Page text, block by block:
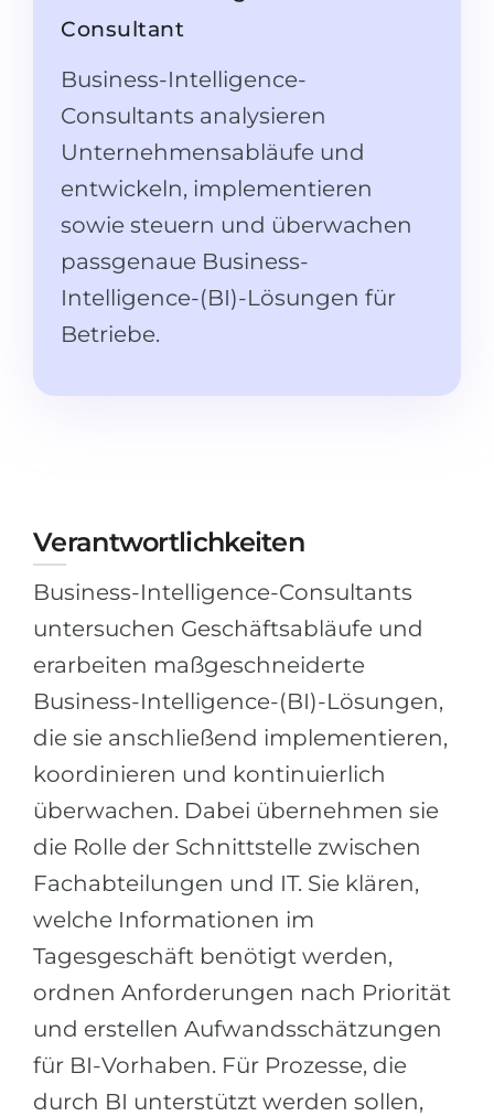
Studienkolleg-Kurse
Freshman / Foundation
Studienvorbereitung
Vorbereitung aufs Studienkolleg
Spezialkurse
Mathematik
BERUFE
Berufe
Studienfächer
Beispiel-Stellenangebote
BERUFSORIENTIERUNG
Holland-Test
Interessenkarte-Test
100%
Unsere Studierenden werden
BERATUNG!
Master
Zweitstudium
11-jähriger Schule
12-jähriger Schule (NIS)
College
IB Diploma
BEWERBEN FÜR FACHRICHTUNG …
Ingenieurwesen
Physik
Management
Anderes Fach
BEWERBEN AUS …
Russland
Ukraine
Kasachstan
Belarus
Anderes Land
BERATUNG BUCHEN
Consultant
Business-Intelligence-
Consultants analysieren
Unternehmensabläufe und
entwickeln, implementieren
sowie steuern und überwachen
passgenaue Business-
Intelligence-(BI)-Lösungen für
Betriebe.
Verantwortlichkeiten
Business-Intelligence-Consultants
untersuchen Geschäftsabläufe und
erarbeiten maßgeschneiderte
Business-Intelligence-(BI)-Lösungen,
die sie anschließend implementieren,
koordinieren und kontinuierlich
überwachen. Dabei übernehmen sie
die Rolle der Schnittstelle zwischen
Fachabteilungen und IT. Sie klären,
welche Informationen im
Tagesgeschäft benötigt werden,
ordnen Anforderungen nach Priorität
und erstellen Aufwandsschätzungen
für BI-Vorhaben. Für Prozesse, die
durch BI unterstützt werden sollen,